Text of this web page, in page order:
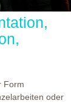
Form
oder